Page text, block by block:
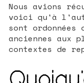
Nous avions
voici qu'à
sont ordonnées
anciennes aux
contextes de